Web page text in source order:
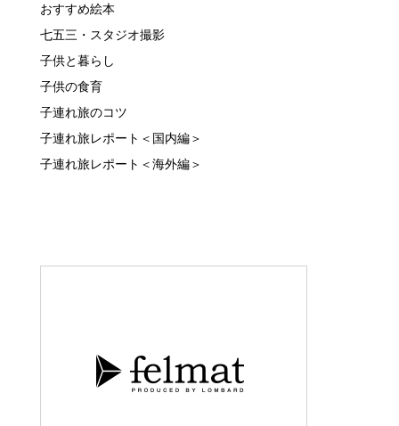
おすすめ絵本
七五三・スタジオ撮影
子供と暮らし
子供の食育
子連れ旅のコツ
子連れ旅レポート＜国内編＞